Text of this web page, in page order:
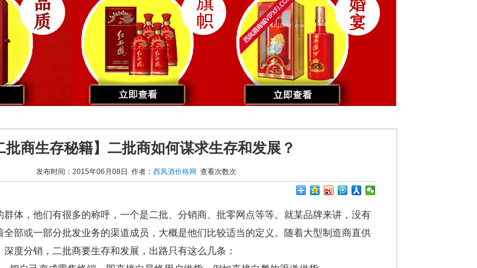
批商生存秘籍】二批商如何谋求生存和发展？
发布时间：2015年06月08日 作者： 西凤酒价格网 查看次数次
群体，他们有很多的称呼，一个是二批、分销商、批零网点等等。就某品牌来讲，没有
全部或一部分批发业务的渠道成员，大概是他们比较适当的定义。随着大型制造商直供
度分销，二批商要生存和发展，出路只有这么几条：